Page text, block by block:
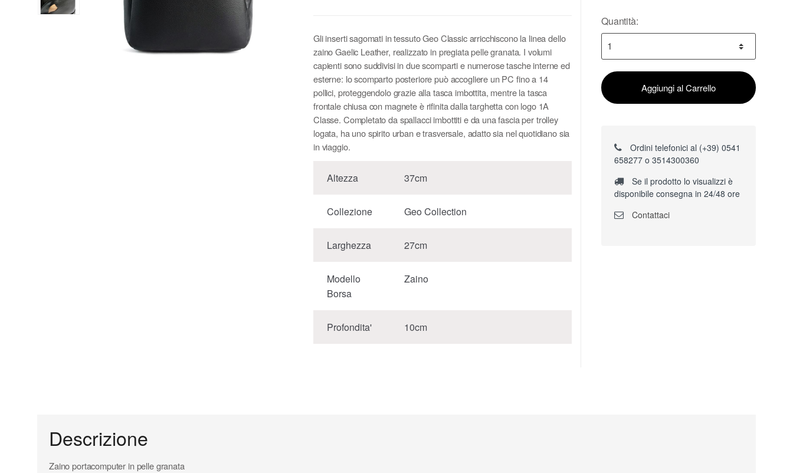
Gli inserti sagomati in tessuto Geo Classic arricchiscono la linea dello
zaino Gaelic Leather, realizzato in pregiata pelle granata. I volumi
capienti sono suddivisi in due scomparti e numerose tasche interne ed
esterne: lo scomparto posteriore può accogliere un PC fino a 14
pollici, proteggendolo grazie alla tasca imbottita, mentre la tasca
frontale chiusa con magnete è rifinita dalla targhetta con logo 1A
Classe. Completato da spallacci imbottiti e da una fascia per trolley
logata, ha uno spirito urban e trasversale, adatto sia nel quotidiano sia
in viaggio.
Altezza 37cm
Collezione Geo Collection
Larghezza 27cm
Modello
Borsa
Zaino
Profondita' 10cm
Quantità:
Aggiungi al Carrello
Ordini telefonici al (+39) 0541
658277 o 3514300360
Se il prodotto lo visualizzi è
disponibile consegna in 24/48 ore
Contattaci
Descrizione
Zaino portacomputer in pelle granata